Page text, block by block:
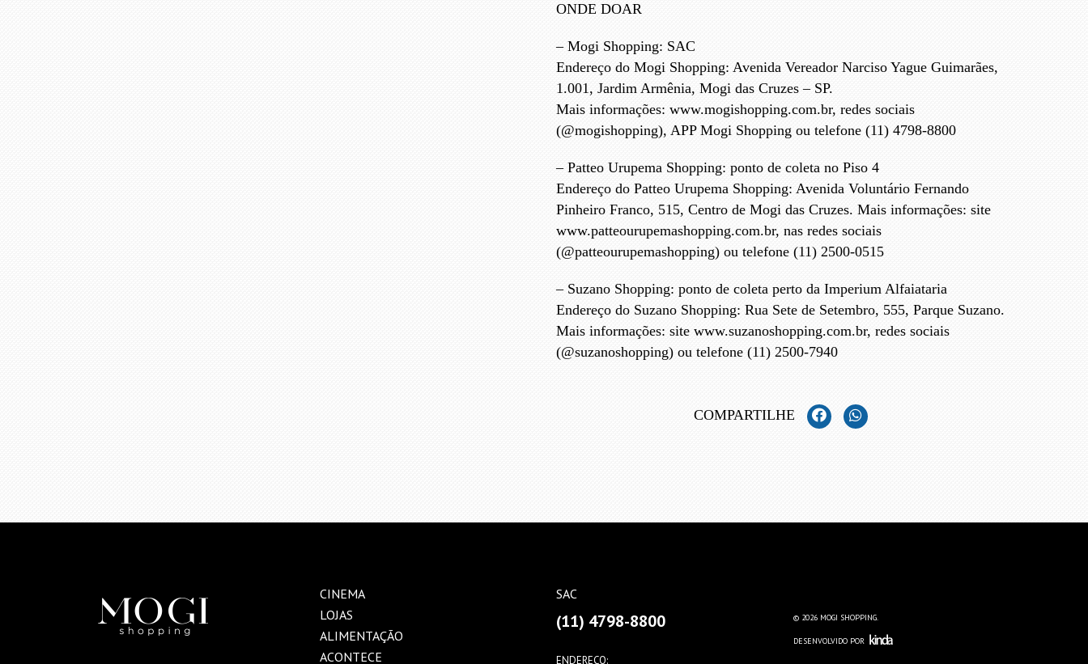
ONDE DOAR
– Mogi Shopping: SAC
Endereço do Mogi Shopping: Avenida Vereador Narciso Yague Guimarães,
1.001, Jardim Armênia, Mogi das Cruzes – SP.
Mais informações: www.mogishopping.com.br, redes sociais
(@mogishopping), APP Mogi Shopping ou telefone (11) 4798-8800
– Patteo Urupema Shopping: ponto de coleta no Piso 4
Endereço do Patteo Urupema Shopping: Avenida Voluntário Fernando
Pinheiro Franco, 515, Centro de Mogi das Cruzes. Mais informações: site
www.patteourupemashopping.com.br, nas redes sociais
(@patteourupemashopping) ou telefone (11) 2500-0515
– Suzano Shopping: ponto de coleta perto da Imperium Alfaiataria
Endereço do Suzano Shopping: Rua Sete de Setembro, 555, Parque Suzano.
Mais informações: site www.suzanoshopping.com.br, redes sociais
(@suzanoshopping) ou telefone (11) 2500-7940
COMPARTILHE
CINEMA
LOJAS
ALIMENTAÇÃO
ACONTECE
SAC
(11) 4798-8800
ENDEREÇO:
© 2026 MOGI SHOPPING.
DESENVOLVIDO POR